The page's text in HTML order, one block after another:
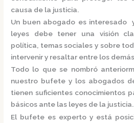
causa de la justicia.
Un buen abogado es interesado
leyes debe tener una visión
política, temas sociales y sobre
intervenir y resaltar entre los
Todo lo que se nombró
nuestro bufete y los abogados
tienen suficientes conocimientos
básicos ante las leyes de la justicia.
El bufete es experto y está